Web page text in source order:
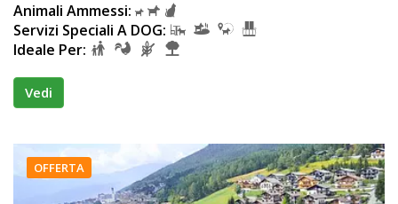
Animali Ammessi:
Servizi Speciali A DOG:
Ideale Per:
Vedi
OFFERTA